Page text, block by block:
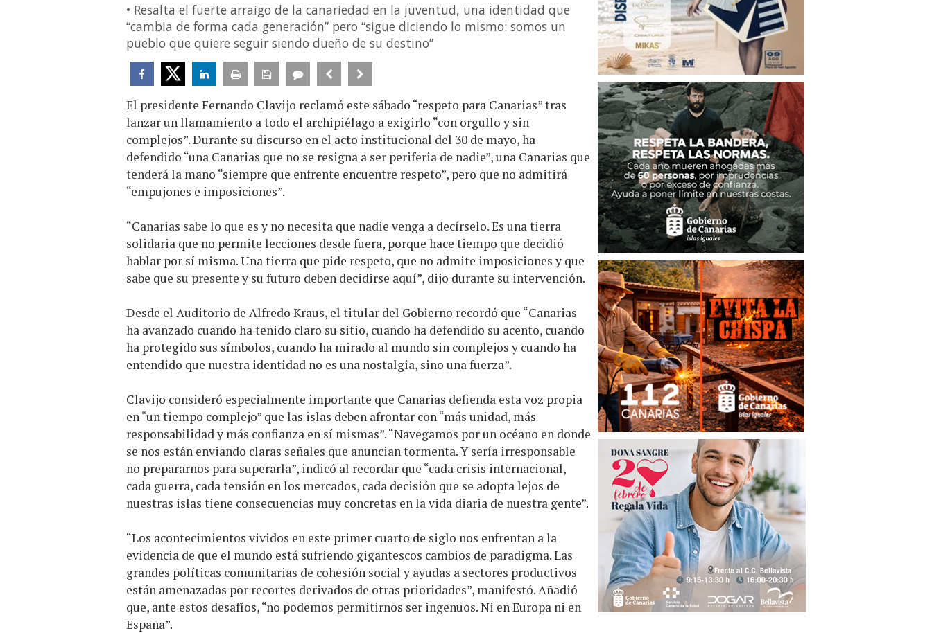
• Resalta el fuerte arraigo de la canariedad en la juventud, una identidad que
“cambia de forma cada generación” pero “sigue diciendo lo mismo: somos un
pueblo que quiere seguir siendo dueño de su destino”
El presidente Fernando Clavijo reclamó este sábado “respeto para Canarias” tras
lanzar un llamamiento a todo el archipiélago a exigirlo “con orgullo y sin
complejos”. Durante su discurso en el acto institucional del 30 de mayo, ha
defendido “una Canarias que no se resigna a ser periferia de nadie”, una Canarias que
tenderá la mano “siempre que enfrente encuentre respeto”, pero que no admitirá
“empujones e imposiciones”.
“Canarias sabe lo que es y no necesita que nadie venga a decírselo. Es una tierra
solidaria que no permite lecciones desde fuera, porque hace tiempo que decidió
hablar por sí misma. Una tierra que pide respeto, que no admite imposiciones y que
sabe que su presente y su futuro deben decidirse aquí”, dijo durante su intervención.
Desde el Auditorio de Alfredo Kraus, el titular del Gobierno recordó que “Canarias
ha avanzado cuando ha tenido claro su sitio, cuando ha defendido su acento, cuando
ha protegido sus símbolos, cuando ha mirado al mundo sin complejos y cuando ha
entendido que nuestra identidad no es una nostalgia, sino una fuerza”.
Clavijo consideró especialmente importante que Canarias defienda esta voz propia
en “un tiempo complejo” que las islas deben afrontar con “más unidad, más
responsabilidad y más confianza en sí mismas”. “Navegamos por un océano en donde
se nos están enviando claras señales que anuncian tormenta. Y sería irresponsable
no prepararnos para superarla”, indicó al recordar que “cada crisis internacional,
cada guerra, cada tensión en los mercados, cada decisión que se adopta lejos de
nuestras islas tiene consecuencias muy concretas en la vida diaria de nuestra gente”.
“Los acontecimientos vividos en este primer cuarto de siglo nos enfrentan a la
evidencia de que el mundo está sufriendo gigantescos cambios de paradigma. Las
grandes políticas comunitarias de cohesión social y ayudas a sectores productivos
están amenazadas por recortes derivados de otras prioridades”, manifestó. Añadió
que, ante estos desafíos, “no podemos permitirnos ser ingenuos. Ni en Europa ni en
España”.